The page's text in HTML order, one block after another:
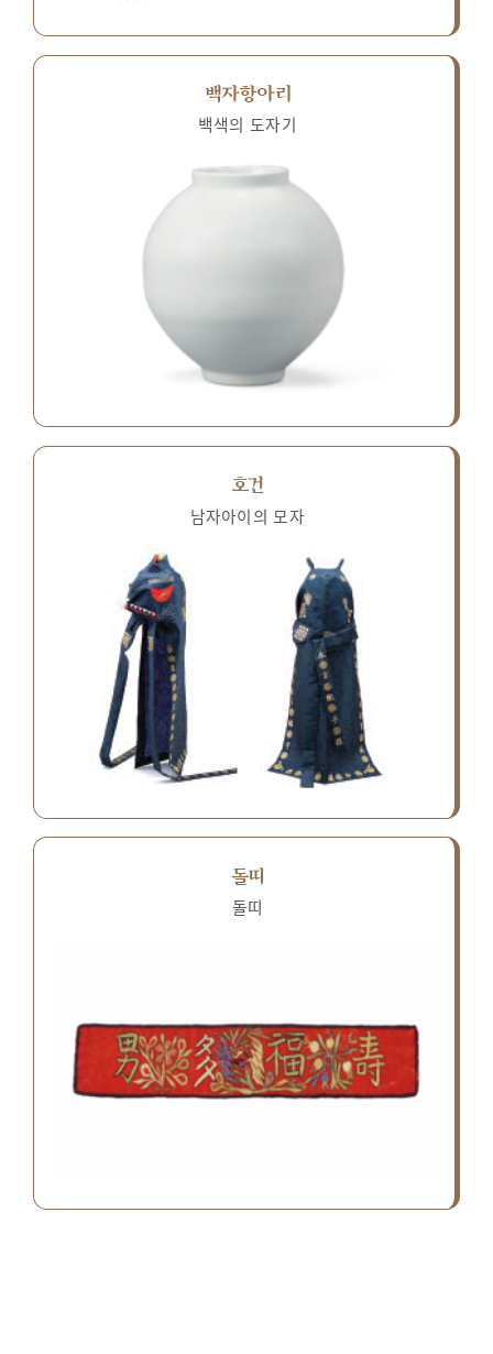
백자항아리
백색의 도자기
호건
남자아이의 모자
돌띠
돌띠